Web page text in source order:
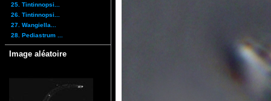
25. Tintinnopsi...
26. Tintinnopsi...
27. Wangiella...
28. Pediastrum ...
Image aléatoire